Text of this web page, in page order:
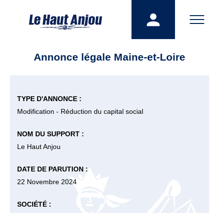
Annonce légale Maine-et-Loire
TYPE D'ANNONCE :
Modification - Réduction du capital social
NOM DU SUPPORT :
Le Haut Anjou
DATE DE PARUTION :
22 Novembre 2024
SOCIÉTÉ :